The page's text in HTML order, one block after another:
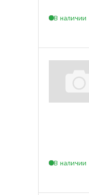
В наличии
В наличии